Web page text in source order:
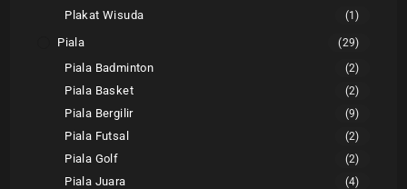
Plakat Wisuda (1)
Piala (29)
Piala Badminton (2)
Piala Basket (2)
Piala Bergilir (9)
Piala Futsal (2)
Piala Golf (2)
Piala Juara (4)